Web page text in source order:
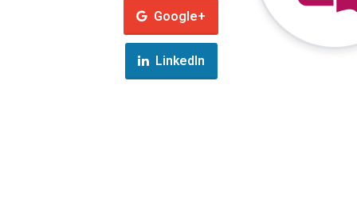
Google+
LinkedIn